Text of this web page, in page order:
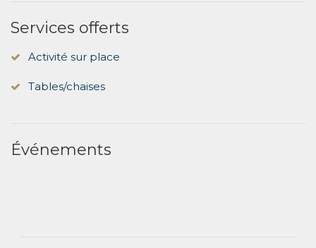
Services offerts
Activité sur place
Tables/chaises
Événements